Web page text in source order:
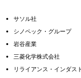
サソル社
シノペック・グループ
岩谷産業
三菱化学株式会社
リライアンス・インダス